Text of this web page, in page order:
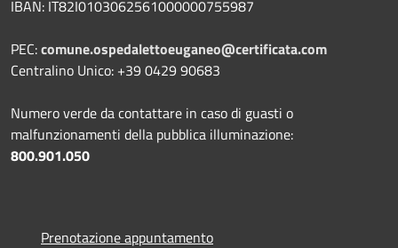
IBAN: IT82I0103062561000000755987
PEC:comune.ospedalettoeuganeo@certificata.com
Centralino Unico: +39 0429 90683
Numero verde da contattare in caso di guasti o
malfunzionamenti della pubblica illuminazione:
800.901.050
Prenotazione appuntamento